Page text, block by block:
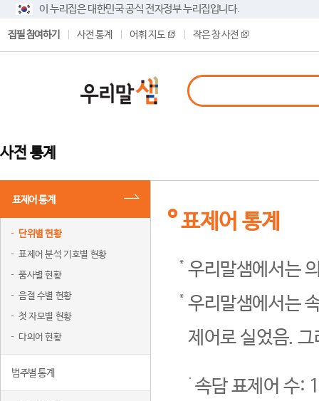
이 누리집은 대한민국 공식 전자정부 누리집입니다.
집필 참여하기 사전 통계 어휘 지도 작은 창 사전
사전 통계
표제어 통계
단위별 현황
표제어 분석 기호별 현황
품사별 현황
음절 수별 현황
첫 자모별 현황
다의어 현황
범주별 통계
표제어 통계
우리말샘에서는
우리말샘에서는
제어로 실었음.
속담 표제어 수: